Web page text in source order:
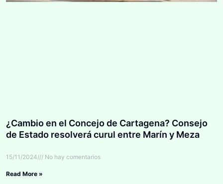
¿Cambio en el Concejo de Cartagena? Consejo
de Estado resolverá curul entre Marín y Meza
15/11/2024 No hay comentarios
Read More »